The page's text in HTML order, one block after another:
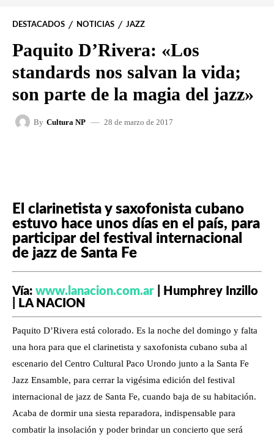
DESTACADOS NOTICIAS JAZZ
Paquito D’Rivera: «Los
standards nos salvan la vida;
son parte de la magia del jazz»
By Cultura NP 28 de marzo de 2017
El clarinetista y saxofonista cubano
estuvo hace unos días en el país, para
participar del festival internacional
de jazz de Santa Fe
Vía: www.lanacion.com.ar
| Humphrey Inzillo
LA NACION
Paquito D’Rivera está colorado. Es la noche del domingo y falta
una hora para que el clarinetista y saxofonista cubano suba al
escenario del Centro Cultural Paco Urondo junto a la Santa Fe
Jazz Ensamble, para cerrar la vigésima edición del festival
internacional de jazz de Santa Fe, cuando baja de su habitación.
Acaba de dormir una siesta reparadora, indispensable para
combatir la insolación y poder brindar un concierto que será